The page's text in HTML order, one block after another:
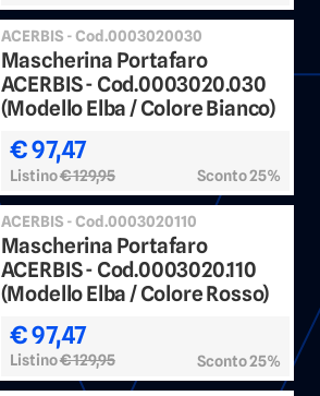
ACERBIS - Cod.0003020030
Mascherina Portafaro
ACERBIS - Cod.0003020.030
(Modello Elba / Colore Bianco)
€ 97,47
Listino€ 129,95 Sconto 25%
ACERBIS - Cod.0003020110
Mascherina Portafaro
ACERBIS - Cod.0003020.110
(Modello Elba / Colore Rosso)
€ 97,47
Listino€ 129,95 Sconto 25%